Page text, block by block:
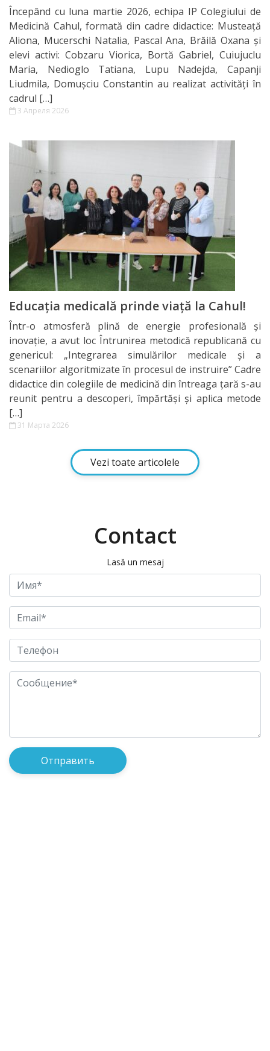
Începând cu luna martie 2026, echipa IP Colegiului de
Medicină Cahul, formată din cadre didactice: Musteață
Aliona, Mucerschi Natalia, Pascal Ana, Brăilă Oxana și
elevi activi: Cobzaru Viorica, Bortă Gabriel, Cuiujuclu
Maria, Nedioglo Tatiana, Lupu Nadejda, Capanji
Liudmila, Domușciu Constantin au realizat activități în
cadrul […]
3 Апреля 2026
Educația medicală prinde viață la Cahul!
Într-o atmosferă plină de energie profesională și
inovație, a avut loc Întrunirea metodică republicană cu
genericul: „Integrarea simulărilor medicale și a
scenariilor algoritmizate în procesul de instruire” Cadre
didactice din colegiile de medicină din întreaga țară s-au
reunit pentru a descoperi, împărtăși și aplica metode
[…]
31 Марта 2026
Vezi toate articolele
Contact
Lasă un mesaj
Отправить